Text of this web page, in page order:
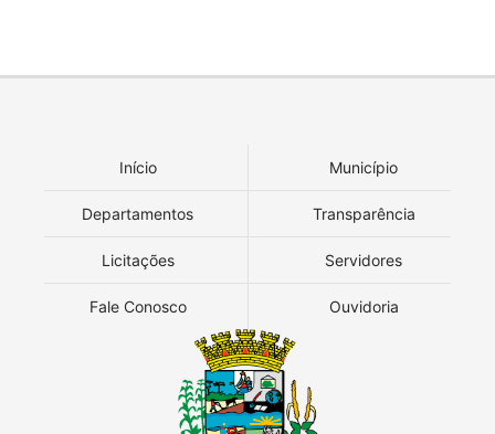
Início Município
Departamentos Transparência
Licitações Servidores
Fale Conosco Ouvidoria